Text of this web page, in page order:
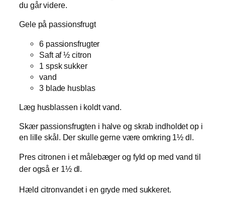
du går videre.
Gele på passionsfrugt
6 passionsfrugter
Saft af ½ citron
1 spsk sukker
vand
3 blade husblas
Læg husblassen i koldt vand.
Skær passionsfrugten i halve og skrab indholdet op i
en lille skål. Der skulle gerne være omkring 1½ dl.
Pres citronen i et målebæger og fyld op med vand til
der også er 1½ dl.
Hæld citronvandet i en gryde med sukkeret.